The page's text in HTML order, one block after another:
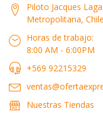
Piloto Jacques
Metropolitana, Chile
Horas de trabajo:
8:00 AM - 6:00PM
+569 92215329
Nuestras Tiendas